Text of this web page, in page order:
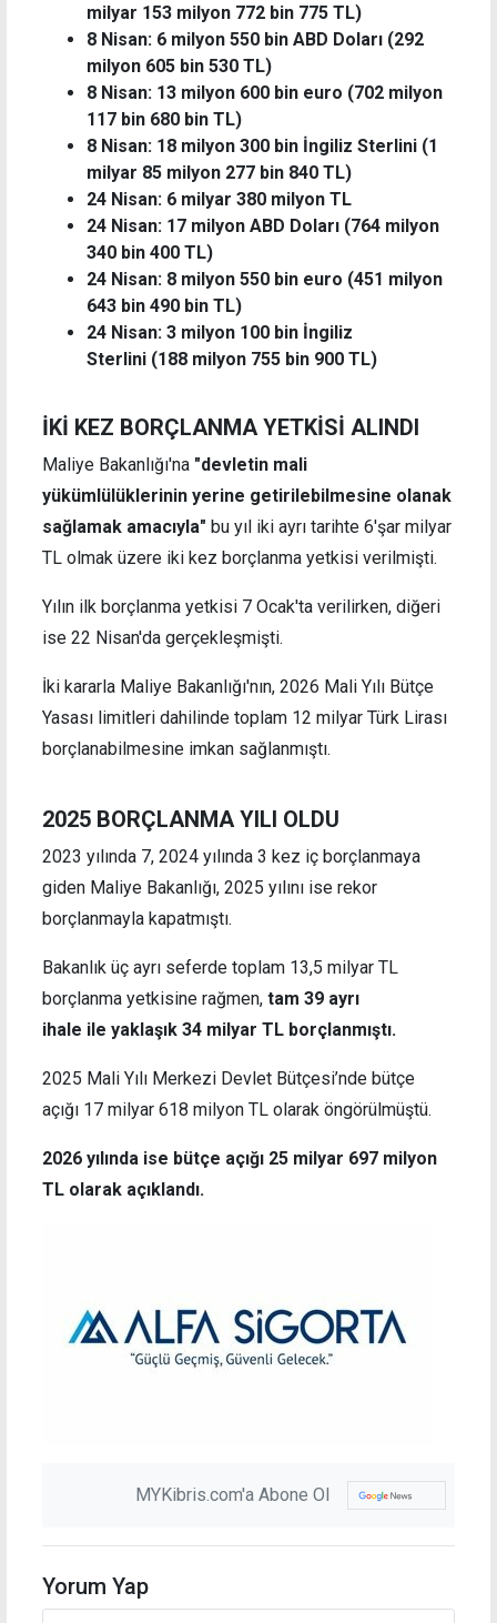
milyar 153 milyon 772 bin 775 TL)
8 Nisan: 6 milyon 550 bin ABD Doları (292
milyon 605 bin 530 TL)
8 Nisan: 13 milyon 600 bin euro (702 milyon
117 bin 680 bin TL)
8 Nisan: 18 milyon 300 bin İngiliz Sterlini (1
milyar 85 milyon 277 bin 840 TL)
24 Nisan: 6 milyar 380 milyon TL
24 Nisan: 17 milyon ABD Doları (764 milyon
340 bin 400 TL)
24 Nisan: 8 milyon 550 bin euro (451 milyon
643 bin 490 bin TL)
24 Nisan: 3 milyon 100 bin İngiliz
Sterlini (188 milyon 755 bin 900 TL)
İKİ KEZ BORÇLANMA YETKİSİ ALINDI
Maliye Bakanlığı'na "devletin mali
yükümlülüklerinin yerine getirilebilmesine olanak
sağlamak amacıyla" bu yıl iki ayrı tarihte 6'şar milyar
TL olmak üzere iki kez borçlanma yetkisi verilmişti.
Yılın ilk borçlanma yetkisi 7 Ocak'ta verilirken, diğeri
ise 22 Nisan'da gerçekleşmişti.
İki kararla Maliye Bakanlığı'nın, 2026 Mali Yılı Bütçe
Yasası limitleri dahilinde toplam 12 milyar Türk Lirası
borçlanabilmesine imkan sağlanmıştı.
2025 BORÇLANMA YILI OLDU
2023 yılında 7, 2024 yılında 3 kez iç borçlanmaya
giden Maliye Bakanlığı, 2025 yılını ise rekor
borçlanmayla kapatmıştı.
Bakanlık üç ayrı seferde toplam 13,5 milyar TL
borçlanma yetkisine rağmen, tam 39 ayrı
ihale ile yaklaşık 34 milyar TL borçlanmıştı.
2025 Mali Yılı Merkezi Devlet Bütçesi’nde bütçe
açığı 17 milyar 618 milyon TL olarak öngörülmüştü.
2026 yılında ise bütçe açığı 25 milyar 697 milyon
TL olarak açıklandı.
MYKibris.com'a Abone Ol
Yorum Yap